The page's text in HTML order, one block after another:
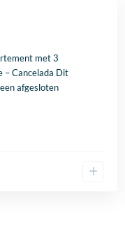
met 3
– Cancelada Dit
afgesloten